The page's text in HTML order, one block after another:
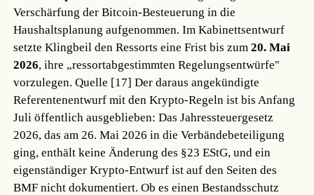
Verschärfung der Bitcoin-Besteuerung in die
Haushaltsplanung aufgenommen. Im Kabinettsentwurf
setzte Klingbeil den Ressorts eine Frist bis zum20. Mai
2026, ihre „ressortabgestimmten Regelungsentwürfe"
vorzulegen.Quelle [17] Der daraus angekündigte
Referentenentwurf mit den Krypto-Regeln ist bis Anfang
Juli öffentlich ausgeblieben: Das Jahressteuergesetz
2026, das am 26. Mai 2026 in die Verbändebeteiligung
ging, enthält keine Änderung des §23 EStG, und ein
eigenständiger Krypto-Entwurf ist auf den Seiten des
BMF nicht dokumentiert. Ob es einen Bestandsschutz